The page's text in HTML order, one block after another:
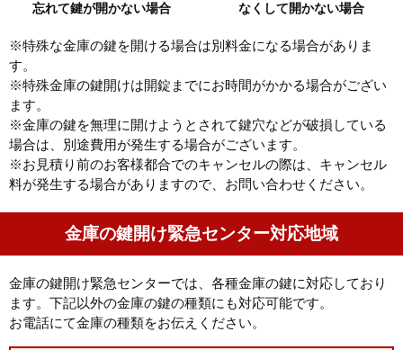
忘れて鍵が開かない場合
なくして開かない場合
※特殊な金庫の鍵を開ける場合は別料金になる場合がありま
す。
※特殊金庫の鍵開けは開錠までにお時間がかかる場合がござい
ます。
※金庫の鍵を無理に開けようとされて鍵穴などが破損している
場合は、別途費用が発生する場合がございます。
※お見積り前のお客様都合でのキャンセルの際は、キャンセル
料が発生する場合がありますので、お問い合わせください。
金庫の鍵開け緊急センター対応地域
金庫の鍵開け緊急センターでは、各種金庫の鍵に対応しており
ます。下記以外の金庫の鍵の種類にも対応可能です。
お電話にて金庫の種類をお伝えください。